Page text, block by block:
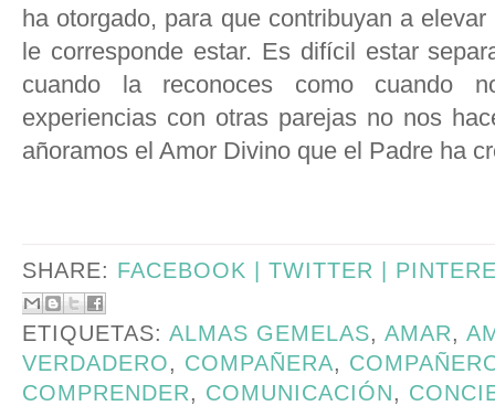
ha otorgado, para que contribuyan a
le corresponde estar. Es difícil estar
cuando la reconoces como cuando
experiencias con otras parejas no nos
añoramos el Amor Divino que el Padre ha
SHARE: FACEBOOK | TWITTER |
ETIQUETAS: ALMAS GEMELAS, AMAR,
VERDADERO, COMPAÑERA,
COMPRENDER, COMUNICACIÓN,